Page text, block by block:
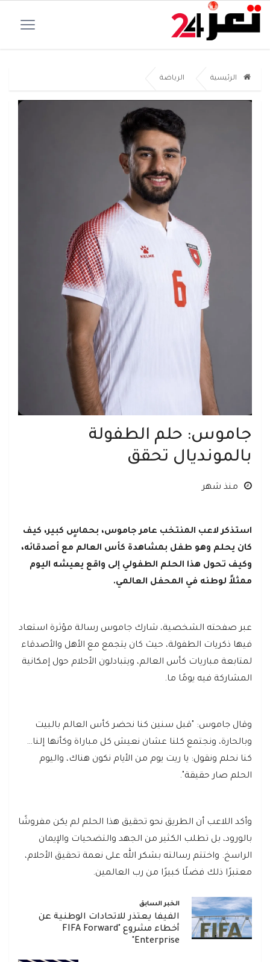
الرئيسية الرياضة
جاموس: حلم الطفولة
بالمونديال تحقق
منذ شهر
استذكر لاعب المنتخب عامر جاموس، بحماسٍ كبير، كيف
كان يحلم وهو طفل بمشاهدة كأس العالم مع أصدقائه،
وكيف تحول هذا الحلم الطفولي إلى واقع يعيشه اليوم
ممثلاً لوطنه في المحفل العالمي.
عبر صفحته الشخصية، شارك جاموس رسالة مؤثرة استعاد
فيها ذكريات الطفولة، حيث كان يتجمع مع الأهل والأصدقاء
لمتابعة مباريات كأس العالم، ويتبادلون الأحلام حول إمكانية
المشاركة فيه يومًا ما.
وقال جاموس: "قبل سنين كنا نحضر كأس العالم بالبيت
وبالحارة، ونجتمع كلنا عشان نعيش كل مباراة وكأنها إلنا…
كنا نحلم ونقول: يا ريت يوم من الأيام نكون هناك، واليوم
الحلم صار حقيقة".
وأكد اللاعب أن الطريق نحو تحقيق هذا الحلم لم يكن مفروشًا
بالورود، بل تطلب الكثير من الجهد والتضحيات والإيمان
الراسخ. واختتم رسالته بشكر الله على نعمة تحقيق الأحلام،
معتبرًا ذلك فضلًا كبيرًا من رب العالمين.
الخبر السابق
الفيفا يعتذر للاتحادات الوطنية عن
أخطاء مشروع "FIFA Forward
Enterprise"